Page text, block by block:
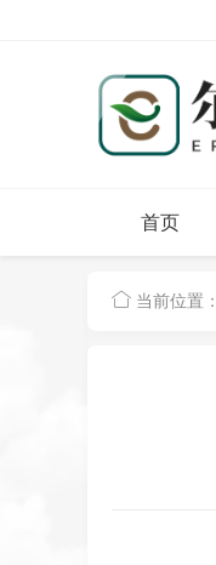
首页
当前位置：